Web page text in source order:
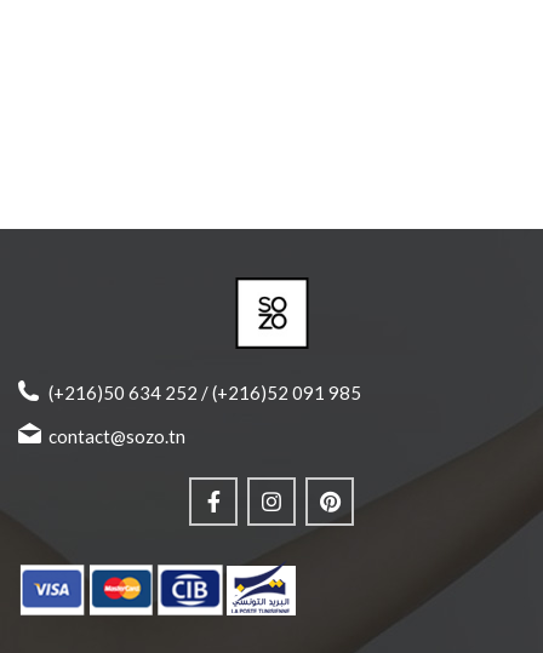
(+216)50 634 252 / (+216)52 091 985
contact@sozo.tn